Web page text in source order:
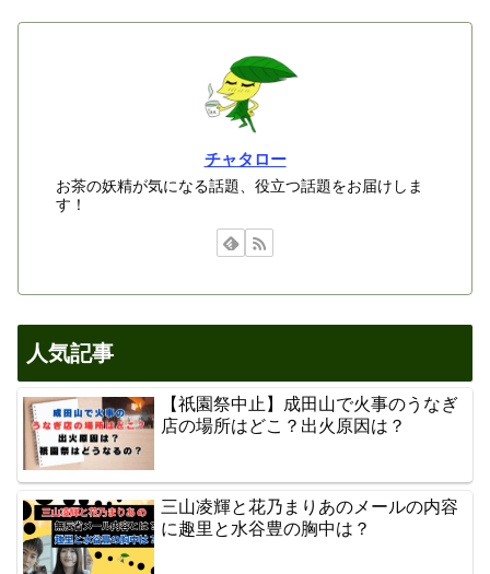
チャタロー
お茶の妖精が気になる話題、役立つ話題をお届けしま
す！
人気記事
【祇園祭中止】成田山で火事のうなぎ
店の場所はどこ？出火原因は？
三山凌輝と花乃まりあのメールの内容
に趣里と水谷豊の胸中は？